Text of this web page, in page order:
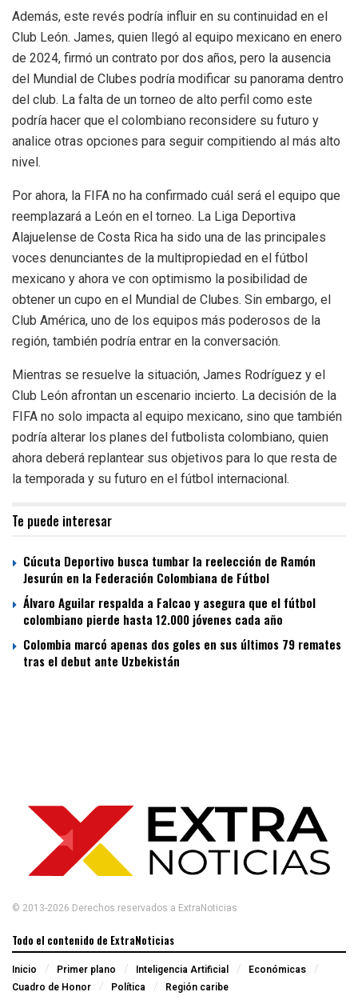
Además, este revés podría influir en su continuidad en el
Club León. James, quien llegó al equipo mexicano en enero
de 2024, firmó un contrato por dos años, pero la ausencia
del Mundial de Clubes podría modificar su panorama dentro
del club. La falta de un torneo de alto perfil como este
podría hacer que el colombiano reconsidere su futuro y
analice otras opciones para seguir compitiendo al más alto
nivel.
Por ahora, la FIFA no ha confirmado cuál será el equipo que
reemplazará a León en el torneo. La Liga Deportiva
Alajuelense de Costa Rica ha sido una de las principales
voces denunciantes de la multipropiedad en el fútbol
mexicano y ahora ve con optimismo la posibilidad de
obtener un cupo en el Mundial de Clubes. Sin embargo, el
Club América, uno de los equipos más poderosos de la
región, también podría entrar en la conversación.
Mientras se resuelve la situación, James Rodríguez y el
Club León afrontan un escenario incierto. La decisión de la
FIFA no solo impacta al equipo mexicano, sino que también
podría alterar los planes del futbolista colombiano, quien
ahora deberá replantear sus objetivos para lo que resta de
la temporada y su futuro en el fútbol internacional.
Te puede interesar
Cúcuta Deportivo busca tumbar la reelección de Ramón
Jesurún en la Federación Colombiana de Fútbol
Álvaro Aguilar respalda a Falcao y asegura que el fútbol
colombiano pierde hasta 12.000 jóvenes cada año
Colombia marcó apenas dos goles en sus últimos 79 remates
tras el debut ante Uzbekistán
© 2013-2026 Derechos reservados a ExtraNoticias
Todo el contenido de ExtraNoticias
Inicio Primer plano Inteligencia Artificial
Económicas
Cuadro de Honor
Política Región caribe